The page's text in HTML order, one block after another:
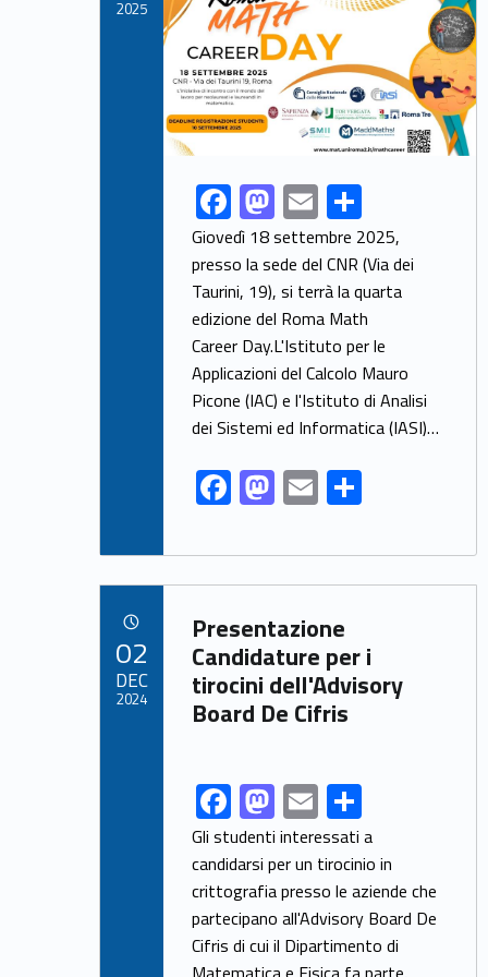
Link identifier share facebook archive #share-link-archive-58281F
ac
e
b
o
o
k
M
as
to
d
o
n
E
m
ai
l
S
h
ar
e
Giovedì 18 settembre 2025,
presso la sede del CNR (Via dei
Taurini, 19), si terrà la quarta
edizione del Roma Math
Career Day.L'Istituto per le
Applicazioni del Calcolo Mauro
Picone (IAC) e l'Istituto di Analisi
dei Sistemi ed Informatica (IASI)…
F
ac
e
b
o
o
k
M
as
to
d
o
n
E
m
ai
l
S
ar
e
2025
Link identifier archive #link-archive-85184
Presentazione
Candidature per i
tirocini dell'Advisory
Board De Cifris
Link identifier share facebook archive #share-link-archive-43407F
ac
e
b
o
M
as
to
d
o
E
m
ai
l
S
h
ar
e
Gli studenti interessati a
candidarsi per un tirocinio in
crittografia presso le aziende che
partecipano all'Advisory Board De
Cifris di cui il Dipartimento di
02
DEC
2024